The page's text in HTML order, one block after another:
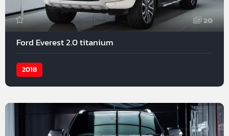
20
Ford Everest 2.0 titanium
2018